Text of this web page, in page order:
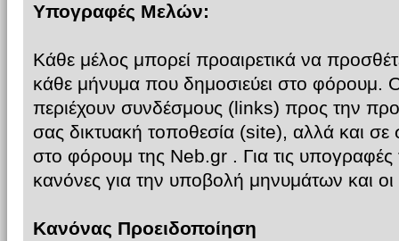
Υπογραφές Μελών:
Κάθε μέλος μπορεί προαιρετικά να
κάθε μήνυμα που δημοσιεύει στο φόρουμ.
περιέχουν συνδέσμους (links) προς την
σας δικτυακή τοποθεσία (site), αλλά και σε
στο φόρουμ της Neb.gr . Για τις
κανόνες για την υποβολή μηνυμάτων και οι
Κανόνας Προειδοποίηση